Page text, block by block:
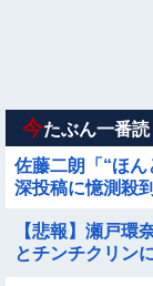
も →
今たぶん一番
佐藤二朗「“ほ
深投稿に憶測殺到
【悲報】瀬戸環
とチンチクリン